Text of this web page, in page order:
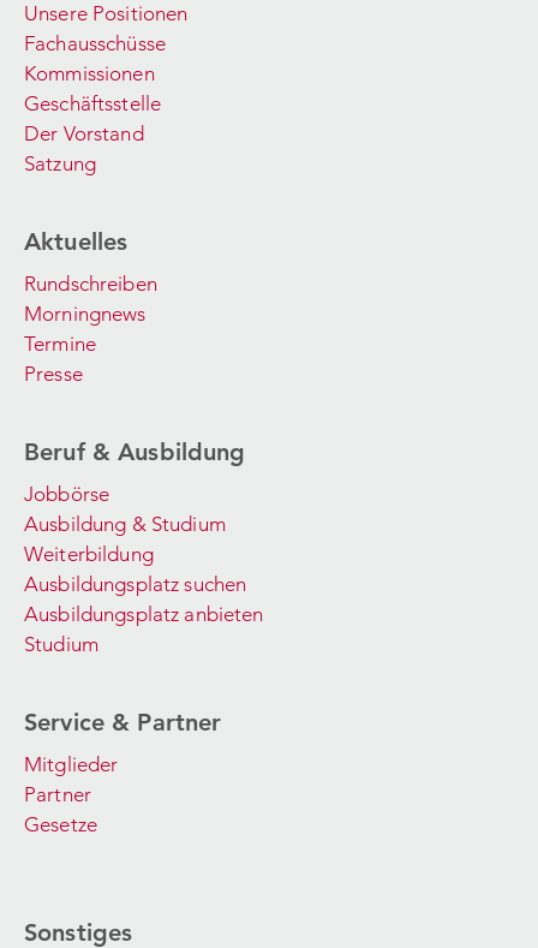
Unsere Positionen
Fachausschüsse
Kommissionen
Geschäftsstelle
Der Vorstand
Satzung
Aktuelles
Rundschreiben
Morningnews
Termine
Presse
Beruf & Ausbildung
Jobbörse
Ausbildung & Studium
Weiterbildung
Ausbildungsplatz suchen
Ausbildungsplatz anbieten
Studium
Service & Partner
Mitglieder
Partner
Gesetze
Sonstiges